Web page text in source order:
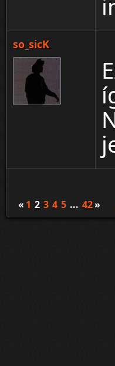
so_sicK
« 1 2 3 4 5 ... 42»